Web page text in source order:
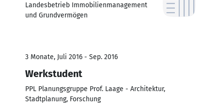
Landesbetrieb Immobilienmanagement
und Grundvermögen
3 Monate, Juli 2016 - Sep. 2016
Werkstudent
PPL Planungsgruppe Prof. Laage - Architektur,
Stadtplanung, Forschung